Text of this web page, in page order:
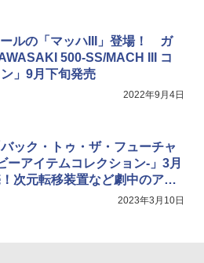
ルの「マッハIII」登場！ ガ
500-SS/MACH III コ
」9月下旬発売
2022年9月4日
ック・トゥ・ザ・フューチャ
ーアイテムコレクション-」3月
次元転移装置など劇中のアイ
2023年3月10日